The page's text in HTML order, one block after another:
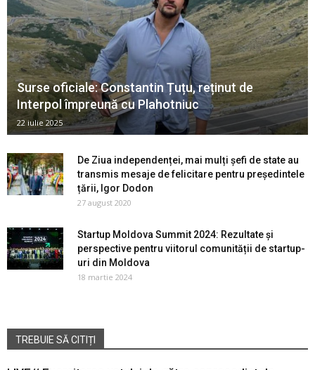
Surse oficiale: Constantin Țuțu, reținut de
Interpol împreună cu Plahotniuc
22 iulie 2025
De Ziua independenței, mai mulți șefi de state au
transmis mesaje de felicitare pentru președintele
țării, Igor Dodon
27 august 2020
Startup Moldova Summit 2024: Rezultate și
perspective pentru viitorul comunității de startup-
uri din Moldova
18 martie 2024
TREBUIE SĂ CITIȚI